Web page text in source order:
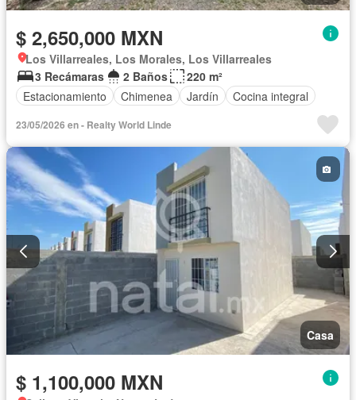
$ 2,650,000 MXN
Los Villarreales, Los Morales, Los Villarreales
3 Recámaras
2 Baños
220 m²
Estacionamiento
Chimenea Jardín Cocina integral
23/05/2026 en - Realty World Linde
Casa
$ 1,100,000 MXN